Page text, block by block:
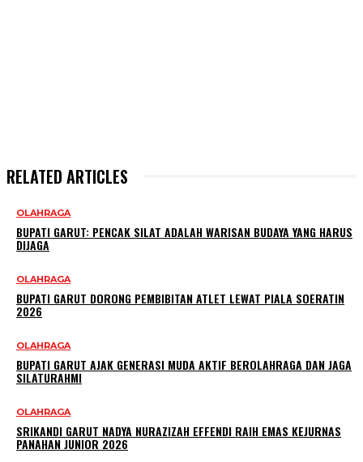
RELATED ARTICLES
OLAHRAGA
BUPATI GARUT: PENCAK SILAT ADALAH WARISAN BUDAYA YANG HARUS
DIJAGA
OLAHRAGA
BUPATI GARUT DORONG PEMBIBITAN ATLET LEWAT PIALA SOERATIN
2026
OLAHRAGA
BUPATI GARUT AJAK GENERASI MUDA AKTIF BEROLAHRAGA DAN JAGA
SILATURAHMI
OLAHRAGA
SRIKANDI GARUT NADYA NURAZIZAH EFFENDI RAIH EMAS KEJURNAS
PANAHAN JUNIOR 2026